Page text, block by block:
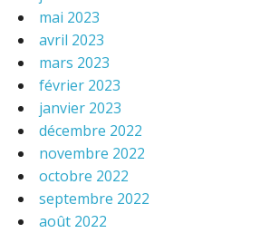
mai 2023
avril 2023
mars 2023
février 2023
janvier 2023
décembre 2022
novembre 2022
octobre 2022
septembre 2022
août 2022